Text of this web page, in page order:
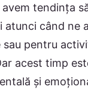
tendința
atunci când ne
sau pentru
acest timp
și